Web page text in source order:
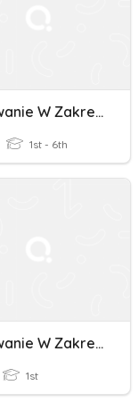
Dodawanie W Zakresie 1000
1st - 6th
Dodawanie W Zakresie 100
1st